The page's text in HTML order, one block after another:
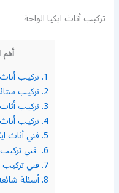
تركيب أثاث ايكيا الواحة
أهم
1. تركيب أثاث
2. تركيب
3. تركيب
4. تركيب أثاث
5. فني أثاث
6. فني
7. فني تركيب
8. أسئلة